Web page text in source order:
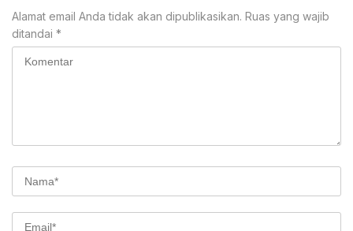
Alamat email Anda tidak akan dipublikasikan. Ruas yang wajib
ditandai *